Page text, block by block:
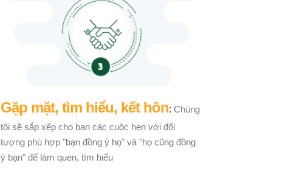
Gặp mặt, tìm hiểu, kết hôn:Chúng
tôi sẽ sắp xếp cho bạn các cuộc hẹn với đối
tượng phù hợp "bạn đồng ý họ" và "họ cũng đồng
ý bạn" để làm quen, tìm hiểu